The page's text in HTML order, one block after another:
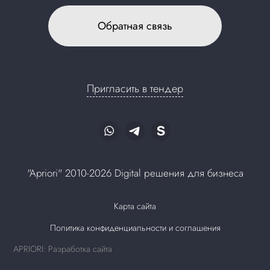
Обратная связь
Пригласить в тендер
"Apriori" 2010-2026 Digital решения для бизнеса
Карта сайта
Политика конфиденциальности и соглашения
APRIORI: Разработка сайта